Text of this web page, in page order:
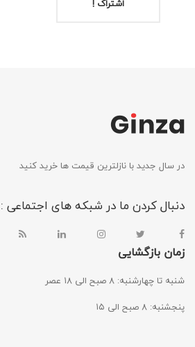
اشتراک !
در سال جدید با نازلترین قیمت ها خرید کنید
دنبال کردن ما در شبکه های اجتماعی :
زمان بازگشایی
شنبه تا چهارشنبه: ۸ صبح الی ۱۸ عصر
پنجشنبه: ۸ صبح الی ۱۵